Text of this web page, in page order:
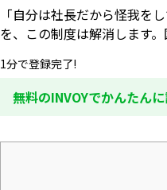
「自分は社長だから怪我を
を、この制度は解消します
1分で登録完了!
無料のINVOYでかんたん